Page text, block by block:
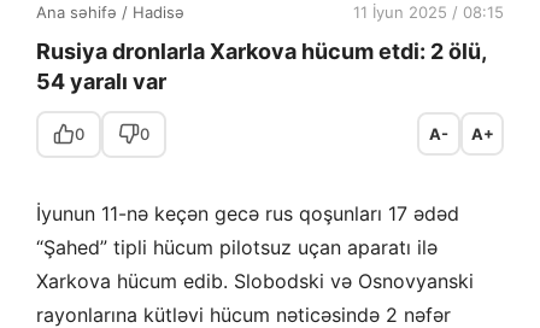
Ana səhifə / Hadisə 11 İyun 2025 / 08:15
Rusiya dronlarla Xarkova hücum etdi: 2 ölü,
54 yaralı var
0 0 A- A+
İyunun 11-nə keçən gecə rus qoşunları 17 ədəd
“Şahed” tipli hücum pilotsuz uçan aparatı ilə
Xarkova hücum edib. Slobodski və Osnovyanski
rayonlarına kütləvi hücum nəticəsində 2 nəfər